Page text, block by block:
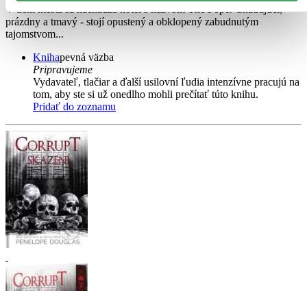
V tieni mesta sa nachádza hotel s názvom The Pope. Chátrajúci,
prázdny a tmavý - stojí opustený a obklopený zabudnutým
tajomstvom...
Knihapevná väzba
Pripravujeme
Vydavateľ, tlačiar a ďalší usilovní ľudia intenzívne pracujú na
tom, aby ste si už onedlho mohli prečítať túto knihu.
Pridať do zoznamu